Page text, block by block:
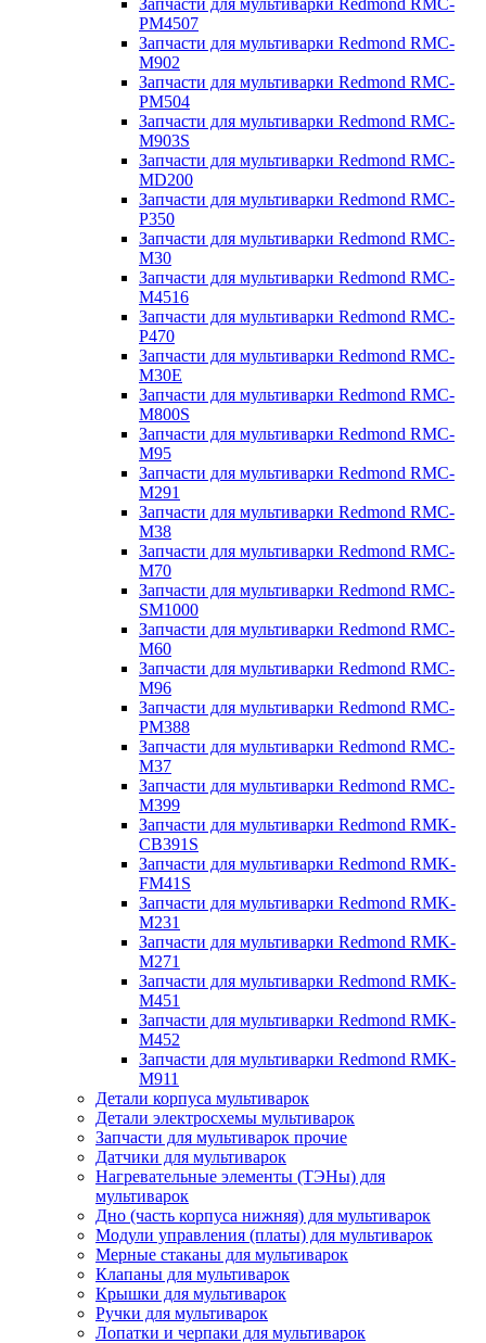
Запчасти для мультиварки Redmond RMC-
PM4507
Запчасти для мультиварки Redmond RMC-
M902
Запчасти для мультиварки Redmond RMC-
PM504
Запчасти для мультиварки Redmond RMC-
M903S
Запчасти для мультиварки Redmond RMC-
MD200
Запчасти для мультиварки Redmond RMC-
P350
Запчасти для мультиварки Redmond RMC-
M30
Запчасти для мультиварки Redmond RMC-
M4516
Запчасти для мультиварки Redmond RMC-
P470
Запчасти для мультиварки Redmond RMC-
M30E
Запчасти для мультиварки Redmond RMC-
M800S
Запчасти для мультиварки Redmond RMC-
M95
Запчасти для мультиварки Redmond RMC-
M291
Запчасти для мультиварки Redmond RMC-
M38
Запчасти для мультиварки Redmond RMC-
M70
Запчасти для мультиварки Redmond RMC-
SM1000
Запчасти для мультиварки Redmond RMC-
M60
Запчасти для мультиварки Redmond RMC-
M96
Запчасти для мультиварки Redmond RMC-
PM388
Запчасти для мультиварки Redmond RMC-
M37
Запчасти для мультиварки Redmond RMC-
M399
Запчасти для мультиварки Redmond RMK-
CB391S
Запчасти для мультиварки Redmond RMK-
FM41S
Запчасти для мультиварки Redmond RMK-
M231
Запчасти для мультиварки Redmond RMK-
M271
Запчасти для мультиварки Redmond RMK-
M451
Запчасти для мультиварки Redmond RMK-
M452
Запчасти для мультиварки Redmond RMK-
M911
Детали корпуса мультиварок
Детали электросхемы мультиварок
Запчасти для мультиварок прочие
Датчики для мультиварок
Нагревательные элементы (ТЭНы) для
мультиварок
Дно (часть корпуса нижняя) для мультиварок
Модули управления (платы) для мультиварок
Мерные стаканы для мультиварок
Клапаны для мультиварок
Крышки для мультиварок
Ручки для мультиварок
Лопатки и черпаки для мультиварок